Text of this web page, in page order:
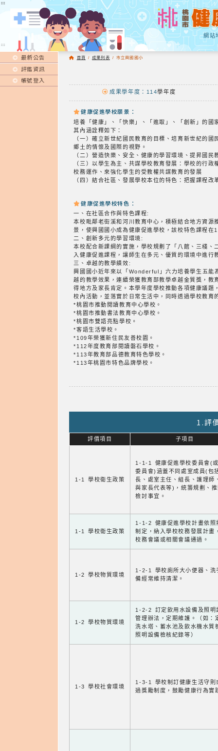
:::
網站
:::
最新公告
評鑑資訊
帳號登入
首頁 / 成果列表 / 市立興國國小
成果學年度：114學年度
健康促進學校願景：
培養「健康」、「快樂」、「進取」、「創新」的國
其內涵詮釋如下：
（一）確立新世紀國民教育的目標、培育新世紀的
鄉土的情懷及國際的視野。
（二）營造快樂、安全、健康的學習環境、提昇國
（三）以學生為主、共謀學校教育發展：學校的行
校務運作、來強化學生的受教權共謀教育的發展
（四）結合社區、發展學校本位的特色：把握課程
健康促進學校特色：
一、在社區合作與特色課程:
本校毗鄰老街溪和河川教育中心，積極結合地方資
景，使興國國小成為健康促進學校，該校特色課程在
二、創新多元的學習環境:
本校配合新課綱的實施，學校規劃了「八館、三棧
入健康促進課程，讓師生在多元、優質的環境中進行
三、卓越的教學績效:
興國國小近年來以「Wonderful」六力培養學生五能
越的教學效果，連續榮獲教育部教學卓越金質獎，
得地方及家長肯定。本學年度學校推動各項健康議
校內活動，並落實於日常生活中，同時透過學校教
*桃園市推動閱讀教育中心學校。
*桃園市推動書法教育中心學校。
*桃園市雙語亮點學校。
*客語生活學校。
*109年榮獲新住民友善校園。
*112年度教育部閱讀磐石學校。
*113年教育部品德教育特色學校。
*113年桃園市特色品牌學校。
1.評
評價項目 子項目
1-1 學校衛生政策
1-1-1 健康促進學校委員會(
委員會)涵蓋不同處室成員(包
長、處室主任、組長、護理師
與家長代表等)，統籌規劃、
檢討事宜。
1-1 學校衛生政策
1-1-2 健康促進學校計畫依照
制定，納入學校校務發展計畫
校務會議或相關會議通過。
1-2 學校物質環境
1-2-1 學校廁所大小便器、洗
備經常維持清潔。
1-2 學校物質環境
1-2-2 訂定飲用水設備及照明
管理辦法，定期維護。（如：
洗水塔、蓄水池及飲水機水質
照明設備檢核紀錄等）
1-3 學校社會環境
1-3-1 學校制訂健康生活守則
過獎勵制度，鼓勵健康行為實
:::